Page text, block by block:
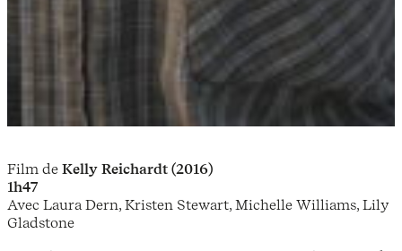
Film de Kelly Reichardt (2016)
1h47
Avec Laura Dern, Kristen Stewart, Michelle Williams, Lily
Gladstone